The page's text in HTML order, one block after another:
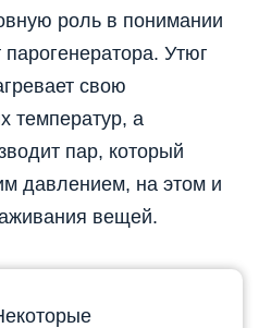
роль в понимании
парогенератора. Утюг
свою
температур, а
пар, который
давлением, на этом и
вещей.